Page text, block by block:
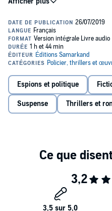
aura de mystère. Ce livre semble
©2015 Jacques Vandroux
Espions et politique
Suspense Thrillers et